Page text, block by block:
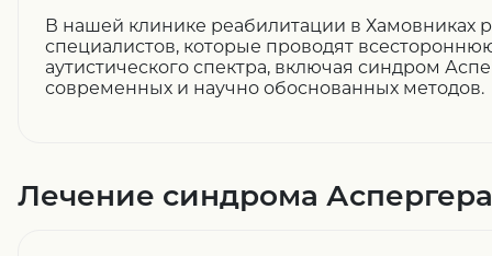
В нашей клинике реабилитации в Хамовниках
специалистов, которые проводят
аутистического спектра, включая синдром
современных и научно обоснованных методов.
Лечение синдрома Аспергера